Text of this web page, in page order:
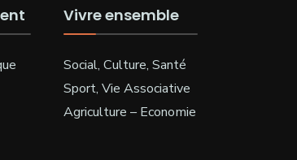
Vivre ensemble
Social, Culture, Santé
Sport, Vie Associative
Agriculture – Economie